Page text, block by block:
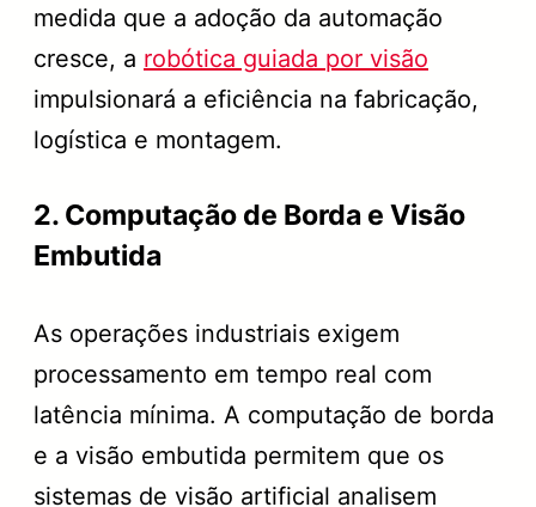
medida que a adoção da automação
cresce, a robótica guiada por visão
impulsionará a eficiência na fabricação,
logística e montagem.
2. Computação de Borda e Visão
Embutida
As operações industriais exigem
processamento em tempo real com
latência mínima. A computação de borda
e a visão embutida permitem que os
sistemas de visão artificial analisem